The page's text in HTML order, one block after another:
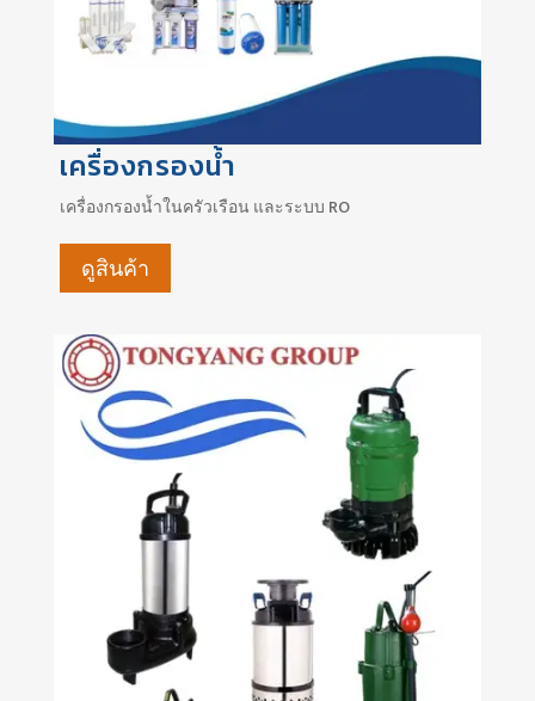
เครื่องกรองน้ำ
เครื่องกรองน้ำในครัวเรือน และระบบ RO
ดูสินค้า